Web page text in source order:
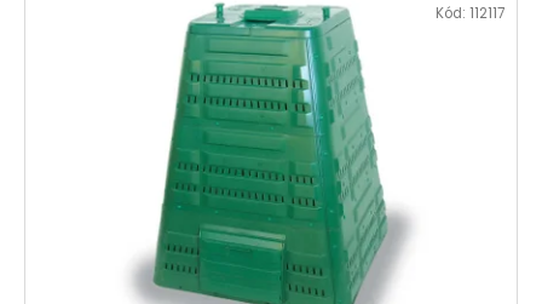
Kód: 112117